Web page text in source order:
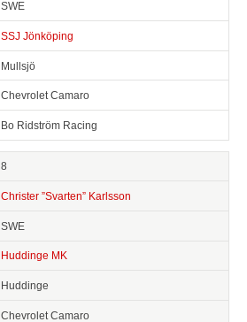
SWE
SSJ Jönköping
Mullsjö
Chevrolet Camaro
Bo Ridström Racing
8
Christer ”Svarten” Karlsson
SWE
Huddinge MK
Huddinge
Chevrolet Camaro